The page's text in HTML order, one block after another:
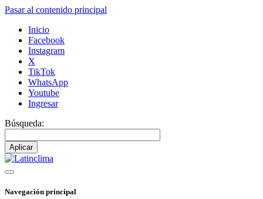
Pasar al contenido principal
Inicio
Facebook
Instagram
X
TikTok
WhatsApp
Youtube
Ingresar
Búsqueda:
Navegación principal